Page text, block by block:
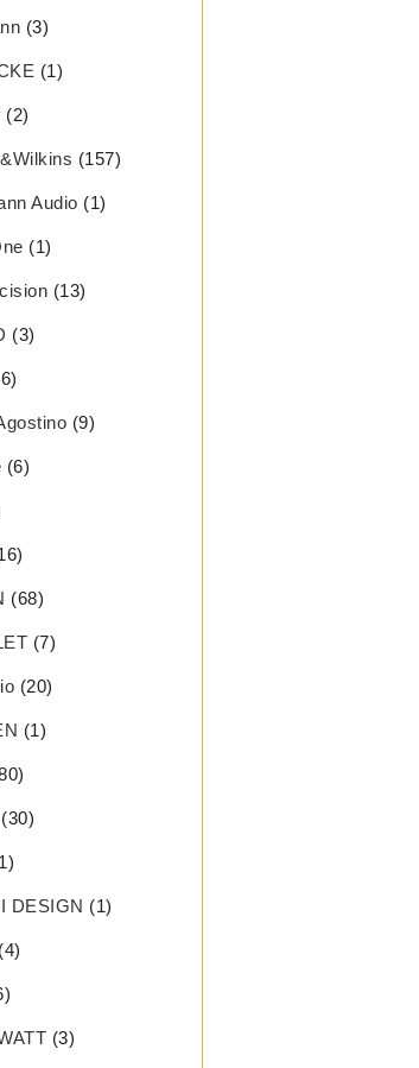
(3)
(1)
(2)
(157)
Audio (1)
(1)
(13)
(3)
(9)
(6)
(68)
(7)
(20)
(1)
(30)
DESIGN (1)
(4)
(3)